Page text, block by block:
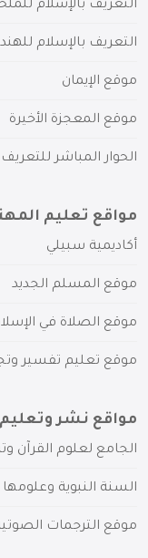
التعريف بالإسلام
التعريف بالإسلام
موقع الإيمان
موقع المعجزة الأخيرة
الحوار المباشر
مواقع تعليم
أكاديمية سبيلي
موقع المسلم الجديد
موقع الصلاة في
موقع تعليم تفسير
مواقع نشر وتعليم
الجامع لعلوم القرآن
السنة النبوية وعلومها
موقع الترجمات